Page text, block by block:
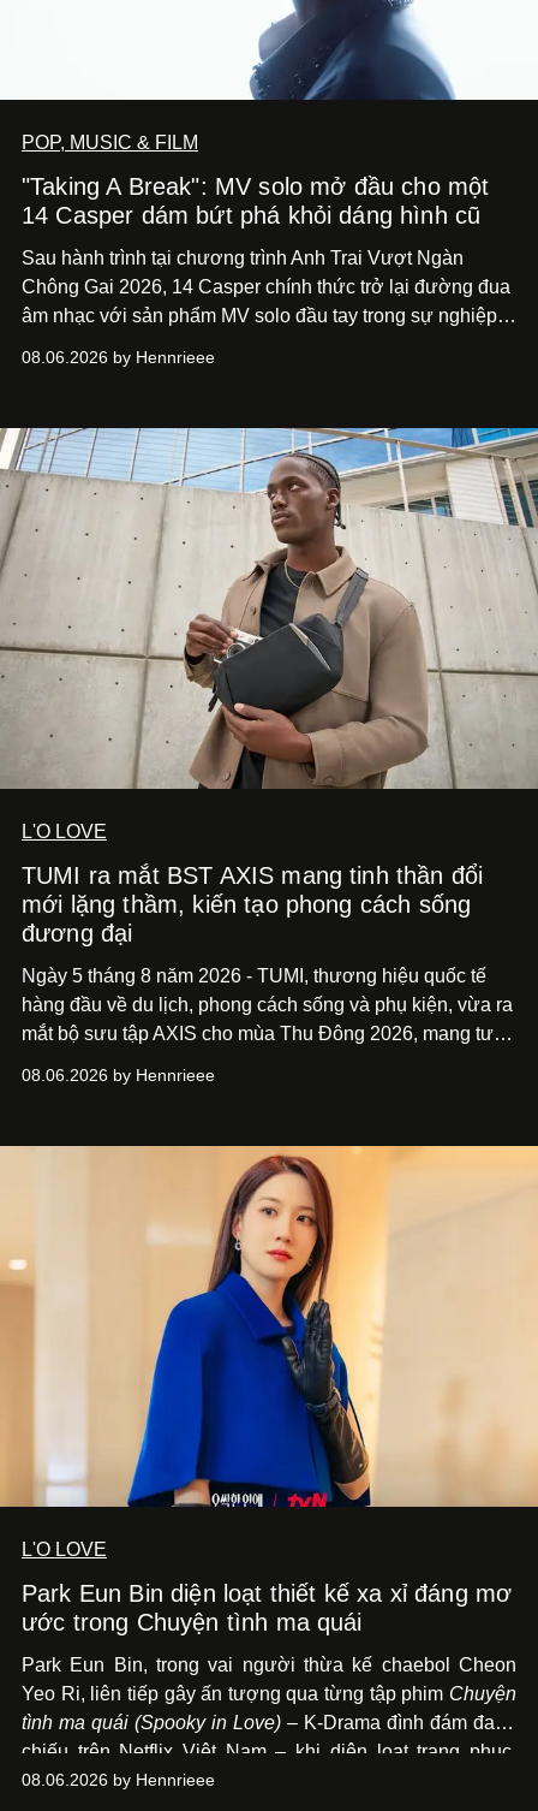
POP, MUSIC & FILM
"Taking A Break": MV solo mở đầu cho một
14 Casper dám bứt phá khỏi dáng hình cũ
Sau hành trình tại chương trình Anh Trai Vượt Ngàn
Chông Gai 2026, 14 Casper chính thức trở lại đường đua
âm nhạc với sản phẩm MV solo đầu tay trong sự nghiệp -
bước chuyển mình của 14 Casper sau chương trình, mà
của nam nghệ sĩ khi lần đầu tiên anh trình làng một MV
solo được đầu tư toàn diện từ sáng tác, sản xuất, trình
diễn đến hình ảnh.
08.06.2026 by Hennrieee
L'O LOVE
TUMI ra mắt BST AXIS mang tinh thần đổi
mới lặng thầm, kiến tạo phong cách sống
đương đại
Ngày 5 tháng 8 năm 2026 - TUMI, thương hiệu quốc tế
hàng đầu về du lịch, phong cách sống và phụ kiện, vừa ra
mắt bộ sưu tập AXIS cho mùa Thu Đông 2026, mang tư
và phong cách sống hiện đại bằng thiết kế sắc nét, chuẩn
08.06.2026 by Hennrieee
L'O LOVE
Park Eun Bin diện loạt thiết kế xa xỉ đáng mơ
ước trong Chuyện tình ma quái
Park Eun Bin, trong vai người thừa kế chaebol Cheon
Yeo Ri, liên tiếp gây ấn tượng qua từng tập phim Chuyện
tình ma quái (Spooky in Love) – K-Drama đình đám đang
chiếu trên Netflix Việt Nam – khi diện loạt trang phục,
đồng hồ & trang sức xa xỉ tương xứng với địa vị trên màn
08.06.2026 by Hennrieee